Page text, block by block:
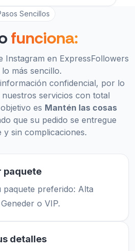
Sencillos
funciona:
Instagram en ExpressFollowers
lo más sencillo.
confidencial, por lo
servicios con total
es Mantén las cosas
que su pedido se entregue
y sin complicaciones.
paquete
paquete preferido: Alta
o VIP.
detalles